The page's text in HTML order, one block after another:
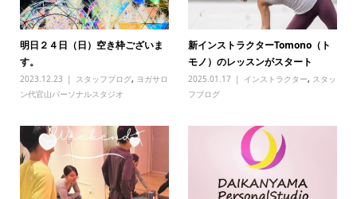
明日２４日（日）空き枠ございま
す。
2023.12.23 スタッフブログ, ヨガサロ
ン代官山パーソナルスタジオ
新インストラクターTomono（ト
モノ）のレッスンがスタート
2025.01.17 インストラクター, スタッ
フブログ